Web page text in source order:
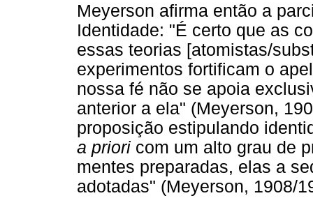
Meyerson afirma então a
Identidade: "É certo que as
essas teorias [atomistas/
experimentos fortificam o
nossa fé não se apoia
anterior a ela" (Meyerson,
proposição estipulando
a priori com um alto grau de
mentes preparadas, elas a
adotadas" (Meyerson, 1908/